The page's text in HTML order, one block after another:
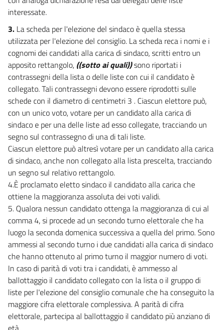
20
21
CAPO III
Aree metropolitane
22
23
24
25
26
CAPO IV
Comunità montane
27
28
29
CAPO V
Forme associative
30
31
32
33
34
interessate.
3. La scheda per l'elezione del sindaco è quella stessa
utilizzata per l'elezione del consiglio. La scheda reca i nomi e i
cognomi dei candidati alla carica di sindaco, scritti entro un
apposito rettangolo, ((sotto ai quali))sono riportati i
contrassegni della lista o delle liste con cui il candidato è
collegato. Tali contrassegni devono essere riprodotti sulle
schede con il diametro di centimetri 3 . Ciascun elettore può,
con un unico voto, votare per un candidato alla carica di
sindaco e per una delle liste ad esso collegate, tracciando un
segno sul contrassegno di una di tali liste.
Ciascun elettore può altresì votare per un candidato alla carica
di sindaco, anche non collegato alla lista prescelta, tracciando
un segno sul relativo rettangolo.
4.È proclamato eletto sindaco il candidato alla carica che
ottiene la maggioranza assoluta dei voti validi.
5. Qualora nessun candidato ottenga la maggioranza di cui al
comma 4, si procede ad un secondo turno elettorale che ha
luogo la seconda domenica successiva a quella del primo. Sono
ammessi al secondo turno i due candidati alla carica di sindaco
che hanno ottenuto al primo turno il maggior numero di voti.
In caso di parità di voti tra i candidati, è ammesso al
ballottaggio il candidato collegato con la lista o il gruppo di
liste per l'elezione del consiglio comunale che ha conseguito la
maggiore cifra elettorale complessiva. A parità di cifra
elettorale, partecipa al ballottaggio il candidato più anziano di